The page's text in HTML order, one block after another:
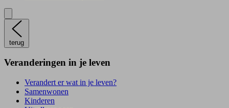
terug
Veranderingen in je leven
Verandert er wat in je leven?
Samenwonen
Kinderen